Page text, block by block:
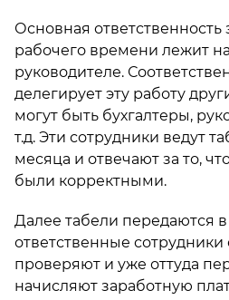
Основная ответственность
рабочего времени лежит
руководителе.
делегирует эту работу
могут быть бухгалтеры,
т.д. Эти сотрудники ведут
месяца и отвечают за то,
были корректными.
Далее табели передаются в
ответственные сотрудники
проверяют и уже оттуда
начисляют заработную